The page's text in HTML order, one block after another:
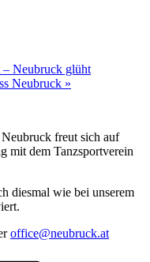
– Neubruck glüht
Neubruck »
freut sich auf
mit dem Tanzsportverein
diesmal wie bei unserem
office@neubruck.at